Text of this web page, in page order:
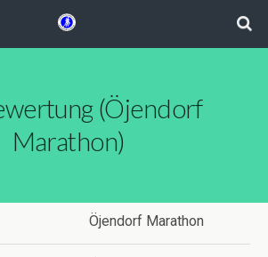
(Öjendorf
Marathon)
Öjendorf Marathon